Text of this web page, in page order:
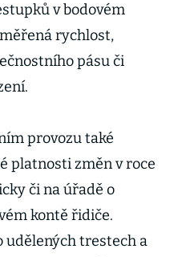
v bodovém
rychlost,
pásu či
provozu také
platnosti změn v roce
či na úřadě o
kontě řidiče.
udělených trestech a